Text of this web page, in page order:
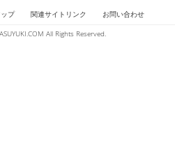
プ 関連サイトリンク
お問い合わせ
All Rights Reserved.